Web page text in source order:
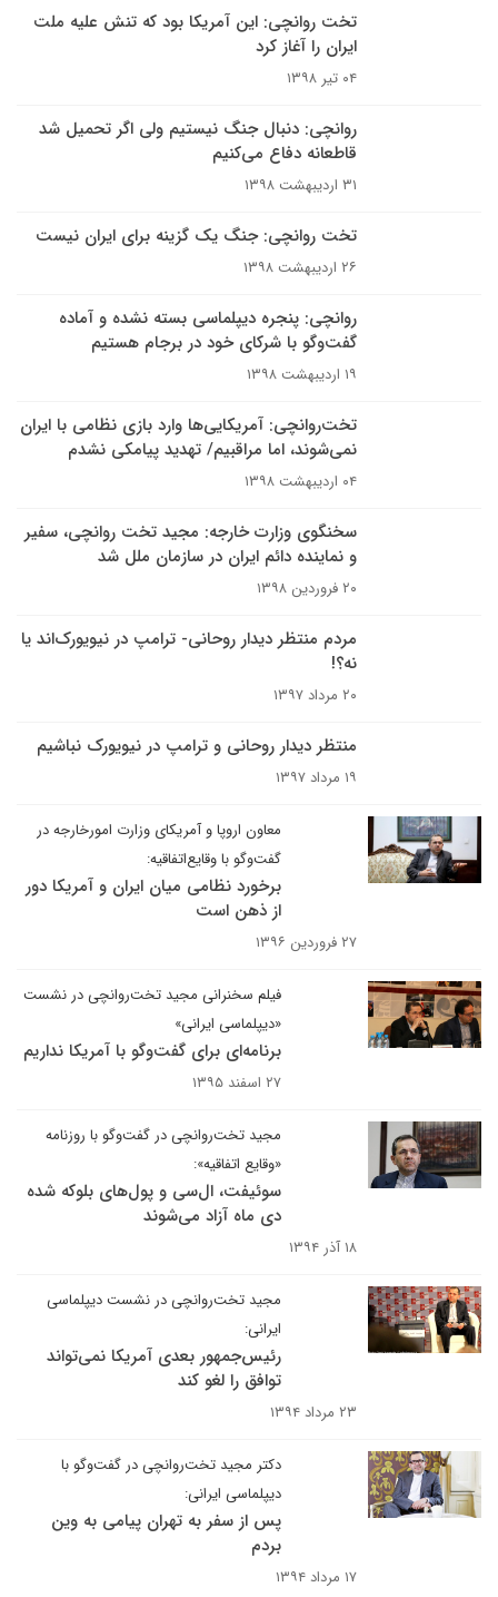
تخت روانچی: این آمریکا بود که تنش علیه ملت
ایران را آغاز کرد
۰۴ تیر ۱۳۹۸
روانچی: دنبال جنگ نیستیم ولی اگر تحمیل شد
قاطعانه دفاع می‌کنیم
۳۱ اردیبهشت ۱۳۹۸
تخت روانچی: جنگ یک گزینه برای ایران نیست
۲۶ اردیبهشت ۱۳۹۸
روانچی: پنجره دیپلماسی بسته نشده و آماده
گفت‌وگو با شرکای خود در برجام هستیم
۱۹ اردیبهشت ۱۳۹۸
تخت‌روانچی: آمریکایی‌ها وارد بازی نظامی با ایران
نمی‌شوند، اما مراقبیم/ تهدید پیامکی نشدم
۰۴ اردیبهشت ۱۳۹۸
سخنگوی وزارت خارجه: مجید تخت روانچی، سفیر
و نماینده دائم ایران در سازمان ملل شد
۲۰ فروردین ۱۳۹۸
مردم منتظر دیدار روحانی- ترامپ در نیویورک‌اند یا
نه؟!
۲۰ مرداد ۱۳۹۷
منتظر دیدار روحانی و ترامپ در نیویورک نباشیم
۱۹ مرداد ۱۳۹۷
معاون اروپا و آمریکای وزارت امور‌خارجه در
گفت‌وگو با وقایع‌اتفاقیه:
برخورد نظامی میان ایران و آمریکا دور
از ذهن است
۲۷ فروردین ۱۳۹۶
فیلم سخنرانی مجید تخت‌روانچی در نشست
«دیپلماسی ایرانی»
برنامه‌ای برای گفت‌وگو با آمریکا نداریم
۲۷ اسفند ۱۳۹۵
مجید تخت‌روانچی در گفت‌وگو با روزنامه
«وقایع اتفاقیه»:
سوئیفت، ال‌سی و پول‌های بلوکه‌ شده
دی ماه آزاد می‌شوند
۱۸ آذر ۱۳۹۴
مجید تخت‌روانچی در نشست دیپلماسی
ایرانی:
رئیس‌جمهور بعدی آمریکا نمی‌تواند
توافق را لغو کند
۲۳ مرداد ۱۳۹۴
دکتر مجید تخت‌روانچی در گفت‌وگو با
دیپلماسی ایرانی:
پس از سفر به تهران پیامی به وین
بردم
۱۷ مرداد ۱۳۹۴